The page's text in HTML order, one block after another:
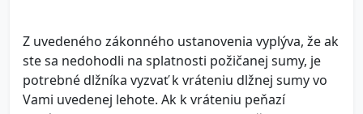
Z uvedeného zákonného ustanovenia vyplýva, že ak
ste sa nedohodli na splatnosti požičanej sumy, je
potrebné dlžníka vyzvať k vráteniu dlžnej sumy vo
Vami uvedenej lehote. Ak k vráteniu peňazí